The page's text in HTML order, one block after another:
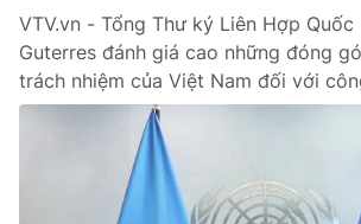
VTV.vn - Tổng Thư ký Liên Hợp Quốc
Guterres đánh giá cao những đóng
trách nhiệm của Việt Nam đối với